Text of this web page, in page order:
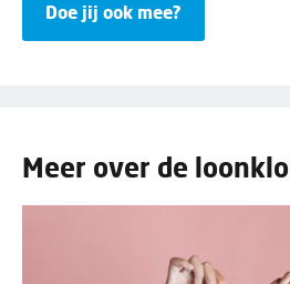
Doe jij ook mee?
Meer over de